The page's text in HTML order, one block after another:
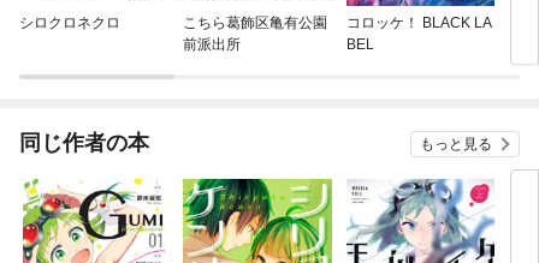
シロクロネクロ
こちら葛飾区亀有公園
前派出所
コロッケ！ BLACK LA
BEL
同じ作者の本 もっと見る